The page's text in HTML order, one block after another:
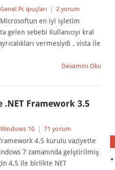
Genel Pc ipuçları 2 yorum
Microsoftun en iyi işletim
sebebi Kullanıcıyı kral
vermesiydi , vista ile
Devamını Oku
.NET Framework 3.5
Windows 10 71 yorum
4.5 kurulu vaziyette
7 zamanında gelştirilmiş
4,5 ile birlikte NET